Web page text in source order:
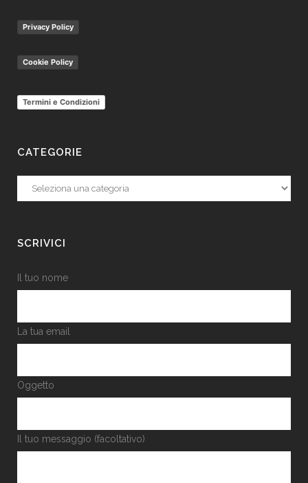
Privacy Policy
Cookie Policy
Termini e Condizioni
CATEGORIE
Categorie
SCRIVICI
Il tuo nome
La tua email
Oggetto
Il tuo messaggio (facoltativo)